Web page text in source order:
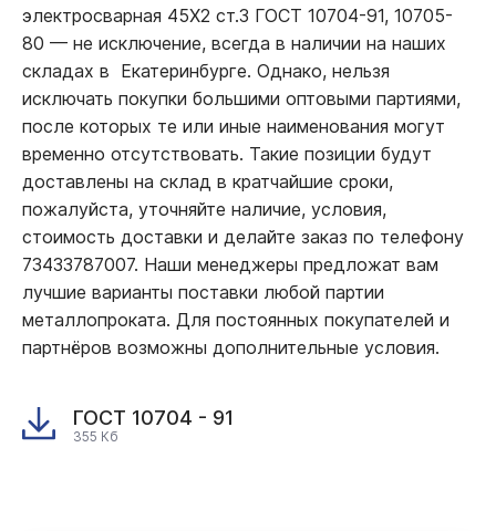
электросварная 45Х2 ст.3 ГОСТ 10704-91, 10705-
80 — не исключение, всегда в наличии на наших
складах в Екатеринбурге. Однако, нельзя
исключать покупки большими оптовыми партиями,
после которых те или иные наименования могут
временно отсутствовать. Такие позиции будут
доставлены на склад в кратчайшие сроки,
пожалуйста, уточняйте наличие, условия,
стоимость доставки и делайте заказ по телефону
73433787007. Наши менеджеры предложат вам
лучшие варианты поставки любой партии
металлопроката. Для постоянных покупателей и
партнёров возможны дополнительные условия.
ГОСТ 10704 - 91
355 Кб